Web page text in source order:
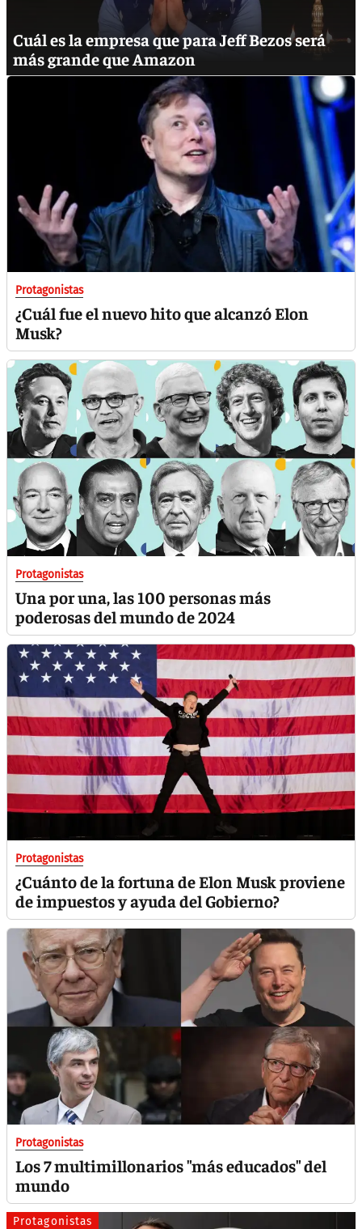
Cuál es la empresa que para Jeff Bezos será
más grande que Amazon
Protagonistas
¿Cuál fue el nuevo hito que alcanzó Elon
Musk?
Protagonistas
Una por una, las 100 personas más
poderosas del mundo de 2024
Protagonistas
¿Cuánto de la fortuna de Elon Musk proviene
de impuestos y ayuda del Gobierno?
Protagonistas
Los 7 multimillonarios "más educados" del
mundo
Protagonistas